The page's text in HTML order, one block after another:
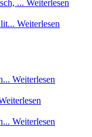
... Weiterlesen
Weiterlesen
Weiterlesen
Weiterlesen